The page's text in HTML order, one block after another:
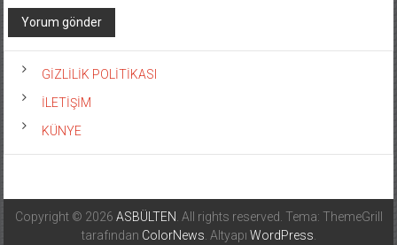
GİZLİLİK POLİTİKASI
İLETİŞİM
KÜNYE
Copyright © 2026 ASBÜLTEN . All rights reserved. Tema: ThemeGrill
tarafından ColorNews . Altyapı WordPress